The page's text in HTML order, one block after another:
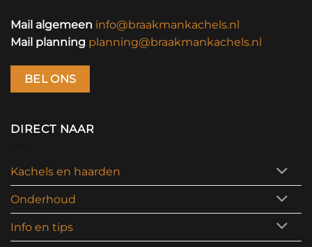
Mail algemeen info@braakmankachels.nl
Mail planning planning@braakmankachels.nl
BEL ONS
DIRECT NAAR
Kachels en haarden
Onderhoud
Info en tips